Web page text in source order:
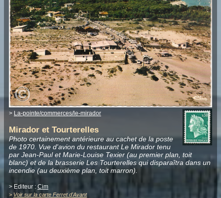
> La-pointe/commerces/le-mirador
Mirador et Tourterelles
Photo certainement antérieure au cachet de la poste
de 1970. Vue d'avion du restaurant Le Mirador tenu
par Jean-Paul et Marie-Louise Texier (au premier plan, toit
blanc) et de la brasserie Les Tourterelles qui disparaîtra dans un
incendie (au deuxième plan, toit marron).
> Editeur : Cim
> Voir sur la carte Ferret d'Avant